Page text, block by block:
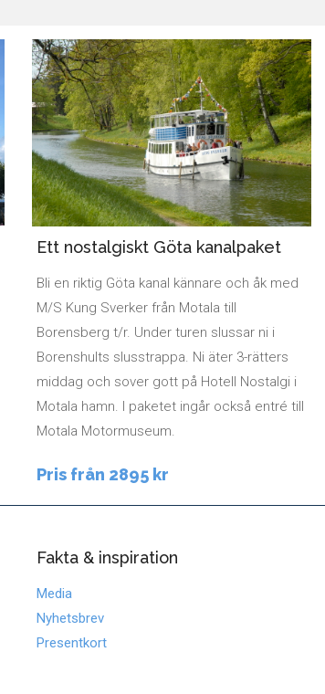
Ett nostalgiskt Göta kanalpaket
Bli en riktig Göta kanal kännare och åk med
M/S Kung Sverker från Motala till
Borensberg t/r. Under turen slussar ni i
Borenshults slusstrappa. Ni äter 3-rätters
middag och sover gott på Hotell Nostalgi i
Motala hamn. I paketet ingår också entré till
Motala Motormuseum.
Pris från 2895 kr
Fakta & inspiration
Media
Nyhetsbrev
Presentkort